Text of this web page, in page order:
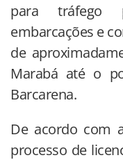
para tráfego
embarcações e
de
Marabá até o
Barcarena.
De acordo com
processo de